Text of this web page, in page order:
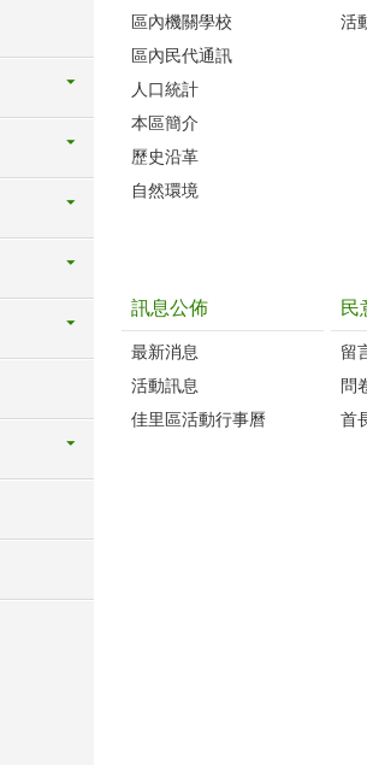
區內機關學校
區內民代通訊
人口統計
本區簡介
歷史沿革
自然環境
活
訊息公佈
最新消息
活動訊息
佳里區活動行事曆
民
留
問
首